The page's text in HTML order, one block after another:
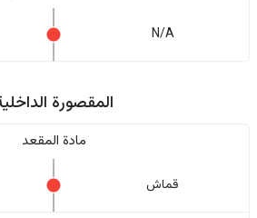
N/A
المقصورة
مادة المقعد
قماش